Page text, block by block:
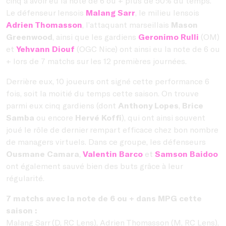
Le défenseur lensois Malang Sarr, le milieu lensois
Adrien Thomasson, l’attaquant marseillais Mason
Greenwood, ainsi que les gardiens Geronimo Rulli (OM)
et Yehvann Diouf (OGC Nice) ont ainsi eu la note de 6 ou
+ lors de 7 matchs sur les 12 premières journées.
Derrière eux, 10 joueurs ont signé cette performance 6
fois, soit la moitié du temps cette saison. On trouve
parmi eux cinq gardiens (dont Anthony Lopes, Brice
Samba ou encore Hervé Koffi), qui ont ainsi souvent
joué le rôle de dernier rempart efficace chez bon nombre
de managers virtuels. Dans ce groupe, les défenseurs
Ousmane Camara, Valentin Barco et Samson Baidoo
ont également sauvé bien des buts grâce à leur
régularité.
7 matchs avec la note de 6 ou + dans MPG cette
saison :
Malang Sarr (D, RC Lens), Adrien Thomasson (M, RC Lens),